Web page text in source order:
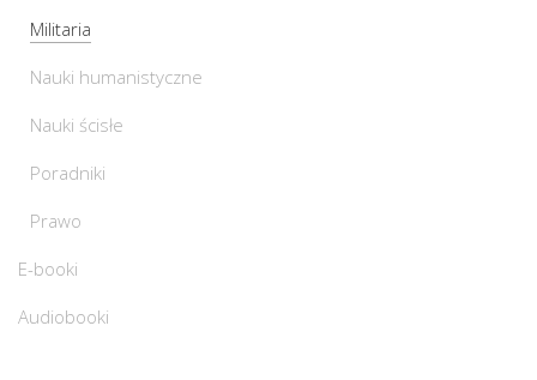
Militaria
Nauki humanistyczne
Nauki ścisłe
Poradniki
Prawo
E-booki
Audiobooki